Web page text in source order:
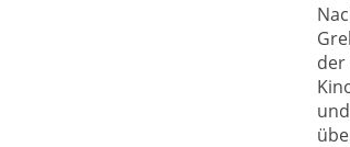
der